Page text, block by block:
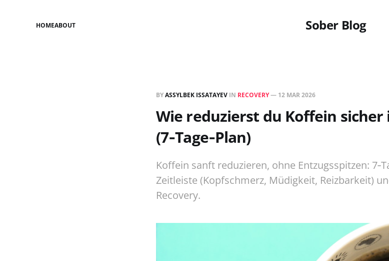
Sober Blog
HOMEABOUT
BYASSYLBEK ISSATAYEV IN RECOVERY— 12 MAR 2026
Wie reduzierst du Koffein sicher
(7‑Tage‑Plan)
Koffein sanft reduzieren, ohne Entzugsspitzen:
Zeitleiste (Kopfschmerz, Müdigkeit, Reizbarkeit)
Recovery.